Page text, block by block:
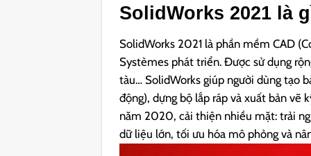
SolidWorks 2021 là
SolidWorks 2021 là phần mềm CAD
Systèmes phát triển. Được sử dụng
tàu… SolidWorks giúp người dùng tạo
động), dựng bộ lắp ráp và xuất bản vẽ
năm 2020, cải thiện nhiều mặt: trải
dữ liệu lớn, tối ưu hóa mô phỏng và